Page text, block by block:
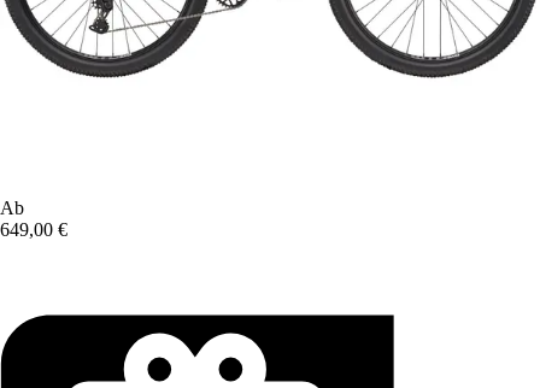
Ab
649,00 €